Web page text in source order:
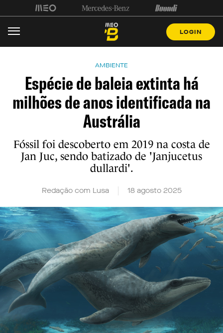
LOGIN
AMBIENTE
Espécie de baleia extinta há
milhões de anos identificada na
Austrália
Fóssil foi descoberto em 2019 na costa de
Jan Juc, sendo batizado de 'Janjucetus
dullardi'.
Redação com Lusa 18 agosto 2025